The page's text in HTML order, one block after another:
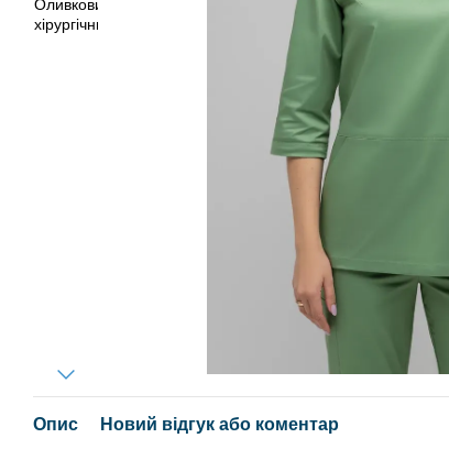
Опис Новий відгук або коментар